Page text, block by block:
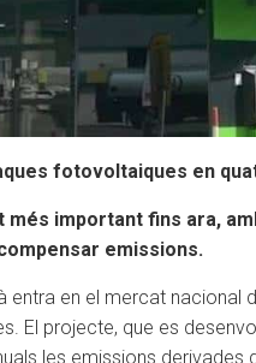
fotovoltaiques en
important fins ara,
emissions.
entra en el mercat
El projecte, que es
les emissions derivades